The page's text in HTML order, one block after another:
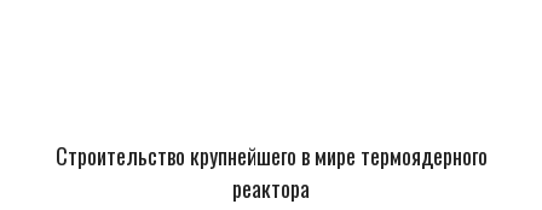
Строительство крупнейшего в мире термоядерного
реактора